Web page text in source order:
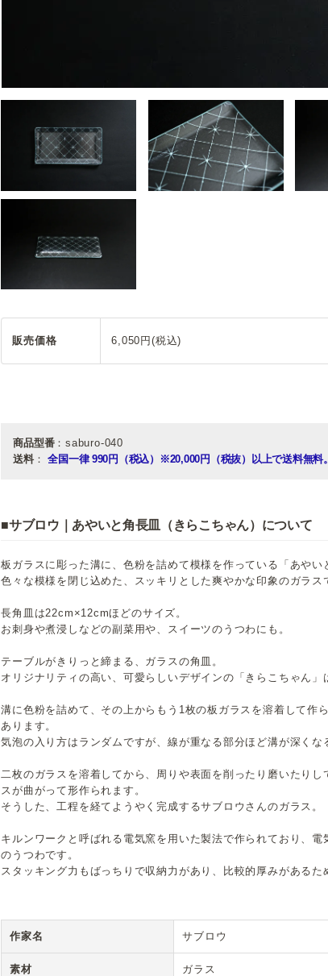
販売価格 6,050円(税込)
商品型番：saburo-040
送料： 全国一律 990円（税込） ※20,000円（税抜）以上で送料無料。
■サブロウ｜あやいと角長皿（きらこちゃん）について
板ガラスに彫った溝に、色粉を詰めて模様を作っている「あやい
色々な模様を閉じ込めた、スッキリとした爽やかな印象のガラス
長角皿は22cm×12cmほどのサイズ。
お刺身や煮浸しなどの副菜用や、スイーツのうつわにも。
テーブルがきりっと締まる、ガラスの角皿。
オリジナリティの高い、可愛らしいデザインの「きらこちゃん」
溝に色粉を詰めて、その上からもう1枚の板ガラスを溶着して作
あります。
気泡の入り方はランダムですが、線が重なる部分ほど溝が深くな
二枚のガラスを溶着してから、周りや表面を削ったり磨いたり
スが曲がって形作られます。
そうした、工程を経てようやく完成するサブロウさんのガラス。
キルンワークと呼ばれる電気窯を用いた製法で作られており、
のうつわです。
スタッキング力もばっちりで収納力があり、比較的厚みがあるた
作家名 サブロウ
素材 ガラス